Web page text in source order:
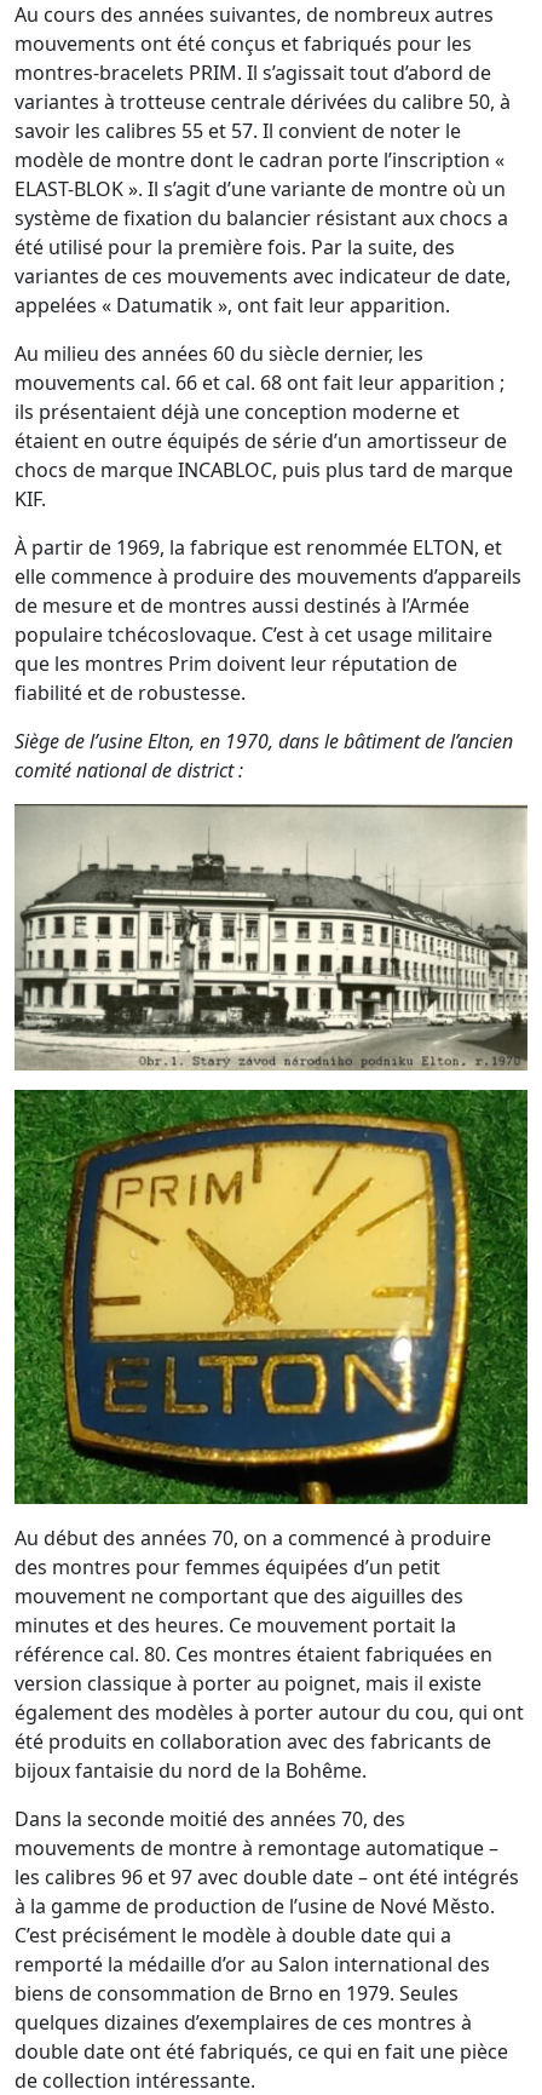
Au cours des années suivantes, de nombreux autres
mouvements ont été conçus et fabriqués pour les
montres-bracelets PRIM. Il s’agissait tout d’abord de
variantes à trotteuse centrale dérivées du calibre 50, à
savoir les calibres 55 et 57. Il convient de noter le
modèle de montre dont le cadran porte l’inscription «
ELAST-BLOK ». Il s’agit d’une variante de montre où un
système de fixation du balancier résistant aux chocs a
été utilisé pour la première fois. Par la suite, des
variantes de ces mouvements avec indicateur de date,
appelées « Datumatik », ont fait leur apparition.
Au milieu des années 60 du siècle dernier, les
mouvements cal. 66 et cal. 68 ont fait leur apparition ;
ils présentaient déjà une conception moderne et
étaient en outre équipés de série d’un amortisseur de
chocs de marque INCABLOC, puis plus tard de marque
KIF.
À partir de 1969, la fabrique est renommée ELTON, et
elle commence à produire des mouvements d’appareils
de mesure et de montres aussi destinés à l’Armée
populaire tchécoslovaque. C’est à cet usage militaire
que les montres Prim doivent leur réputation de
fiabilité et de robustesse.
Siège de l’usine Elton, en 1970, dans le bâtiment de l’ancien
comité national de district :
Au début des années 70, on a commencé à produire
des montres pour femmes équipées d’un petit
mouvement ne comportant que des aiguilles des
minutes et des heures. Ce mouvement portait la
référence cal. 80. Ces montres étaient fabriquées en
version classique à porter au poignet, mais il existe
également des modèles à porter autour du cou, qui ont
été produits en collaboration avec des fabricants de
bijoux fantaisie du nord de la Bohême.
Dans la seconde moitié des années 70, des
mouvements de montre à remontage automatique –
les calibres 96 et 97 avec double date – ont été intégrés
à la gamme de production de l’usine de Nové Město.
C’est précisément le modèle à double date qui a
remporté la médaille d’or au Salon international des
biens de consommation de Brno en 1979. Seules
quelques dizaines d’exemplaires de ces montres à
double date ont été fabriqués, ce qui en fait une pièce
de collection intéressante.